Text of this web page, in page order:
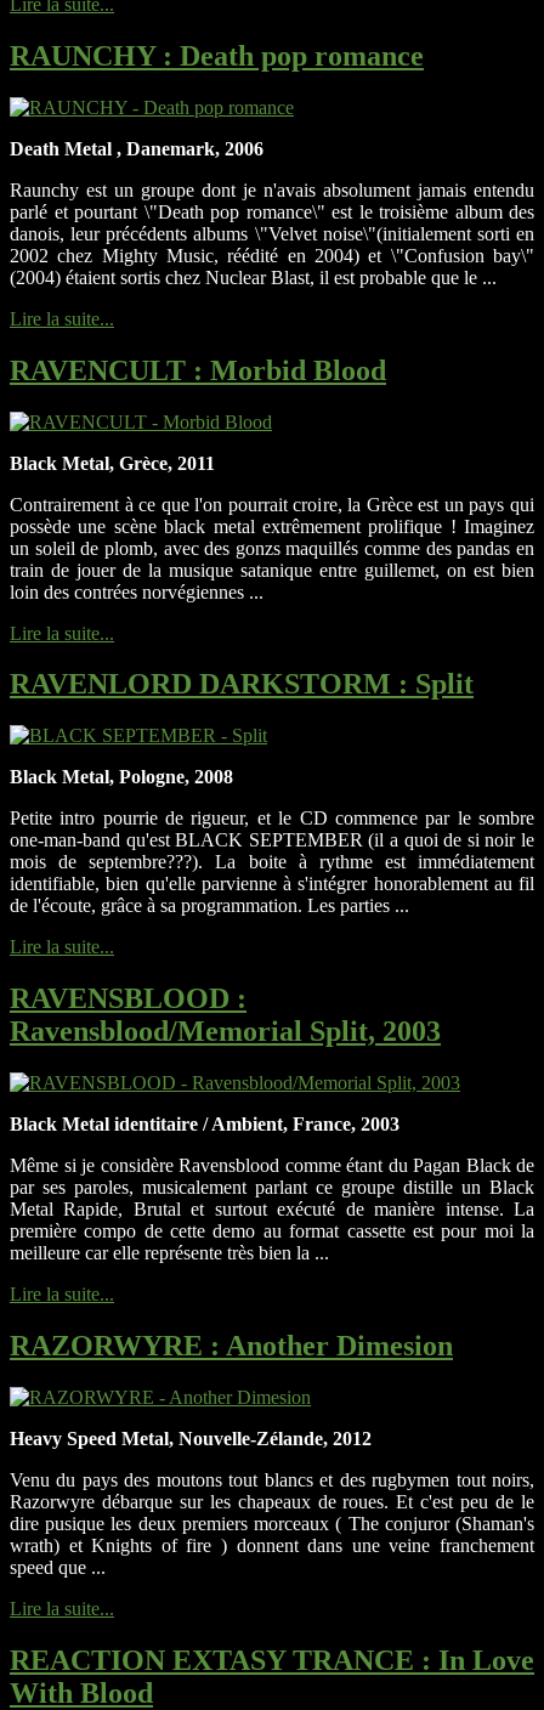
RAUNCHY: Death pop romance
Death Metal , Danemark, 2006
Raunchy est un groupe dont je n'avais absolument jamais entendu
parlé et pourtant \"Death pop romance\" est le troisième album des
danois, leur précédents albums \"Velvet noise\"(initialement sorti en
2002 chez Mighty Music, réédité en 2004) et \"Confusion bay\"
(2004) étaient sortis chez Nuclear Blast, il est probable que le ...
Lire la suite...
RAVENCULT : Morbid Blood
Black Metal, Grèce, 2011
Contrairement à ce que l'on pourrait croire, la Grèce est un pays qui
possède une scène black metal extrêmement prolifique ! Imaginez
un soleil de plomb, avec des gonzs maquillés comme des pandas en
train de jouer de la musique satanique entre guillemet, on est bien
loin des contrées norvégiennes ...
Lire la suite...
RAVENLORD DARKSTORM : Split
Black Metal, Pologne, 2008
Petite intro pourrie de rigueur, et le CD commence par le sombre
one-man-band qu'est BLACK SEPTEMBER (il a quoi de si noir le
mois de septembre???). La boite à rythme est immédiatement
identifiable, bien qu'elle parvienne à s'intégrer honorablement au fil
de l'écoute, grâce à sa programmation. Les parties ...
Lire la suite...
RAVENSBLOOD :
Ravensblood/Memorial Split, 2003
Black Metal identitaire / Ambient, France, 2003
Même si je considère Ravensblood comme étant du Pagan Black de
par ses paroles, musicalement parlant ce groupe distille un Black
Metal Rapide, Brutal et surtout exécuté de manière intense. La
première compo de cette demo au format cassette est pour moi la
meilleure car elle représente très bien la ...
Lire la suite...
RAZORWYRE : Another Dimesion
Heavy Speed Metal, Nouvelle-Zélande, 2012
Venu du pays des moutons tout blancs et des rugbymen tout noirs,
Razorwyre débarque sur les chapeaux de roues. Et c'est peu de le
dire pusique les deux premiers morceaux ( The conjuror (Shaman's
wrath) et Knights of fire ) donnent dans une veine franchement
speed que ...
Lire la suite...
REACTION EXTASY TRANCE : In Love
With Blood